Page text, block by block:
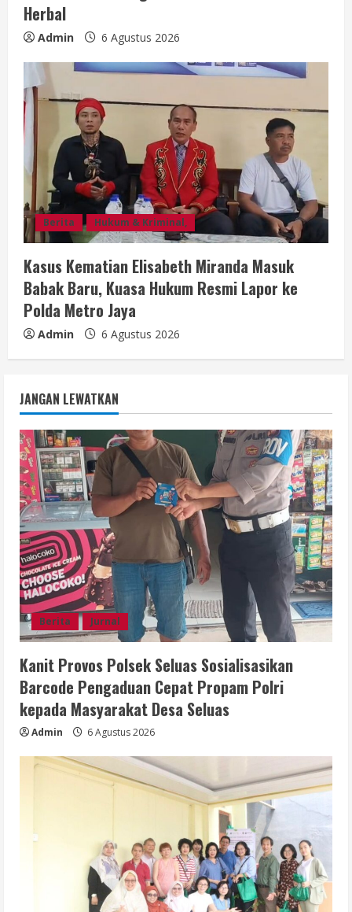
Herbal
Admin 6 Agustus 2026
Berita Hukum & Kriminal,
Kasus Kematian Elisabeth Miranda Masuk
Babak Baru, Kuasa Hukum Resmi Lapor ke
Polda Metro Jaya
Admin 6 Agustus 2026
JANGAN LEWATKAN
Berita Jurnal
Kanit Provos Polsek Seluas Sosialisasikan
Barcode Pengaduan Cepat Propam Polri
kepada Masyarakat Desa Seluas
Admin 6 Agustus 2026